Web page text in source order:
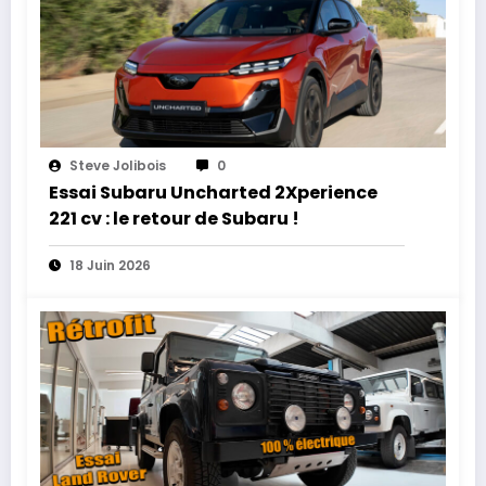
Steve Jolibois 0
Essai Subaru Uncharted 2Xperience
221 cv : le retour de Subaru !
18 Juin 2026